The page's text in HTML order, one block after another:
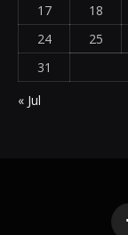
17
18
24
25
31
« Jul